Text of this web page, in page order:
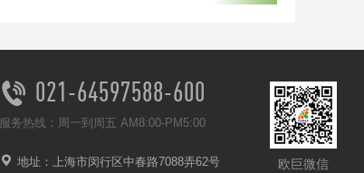
021-64597588-600
服务热线：周一到周五 AM8:00-PM5:00
地址：上海市闵行区中春路7088弄62号
欧巨微信